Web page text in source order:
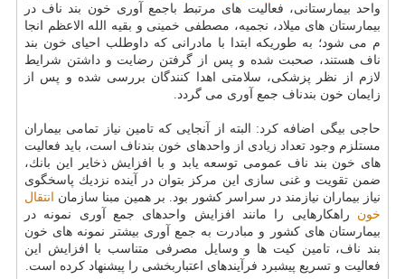
واحد بیمارستانی، فعالیت های مرتبط باجمع آوری خون بند ناف در
بیمارستان های میلاد، نجمیه، مصطفی خمینی و بقیه الله الاعظم انجا
م می شود؛ به طوریكه ابتدا با مادرانی كه داوطلب احیای خون بند
ناف هستند، صحبت شده و پس از گرفتن رضایت و داشتن شرایط
لازم از نظر پزشكی، سلامتی اهدا كنندگان بررسی شده و پس از
زایمان خون بندناف جمع آوری می گردد.
حاجی بیگی اضافه كرد: البته از آنجایی كه تامین نیاز تمامی بیماران
مستلزم وجود تعداد زیادی از واحدهای خون بندناف است، باید فعالیت
های خون بند ناف عمومی توسعه یابد و با افزایش ذخایر این بانك،
ضمن تقویت و غنی سازی این مركز بتوان در آینده نزدیك پاسخگوی
نیاز بیماران نیازمند در سراسر كشور بود. بر همین مبنا سازمان انتقال
خون راهكارهایی را مانند افزایش واحدهای جمع آوری نمونه در
بیمارستان های كشور و مبادرت به جمع آوری بیشتر نمونه های خون
بند ناف، تامین كیت ها و وسایل مصرفی متناسب با افزایش این
فعالیت و تسریع پیشبرد فرآیندهای اعتباربخشی را پیشنهاد كرده است.